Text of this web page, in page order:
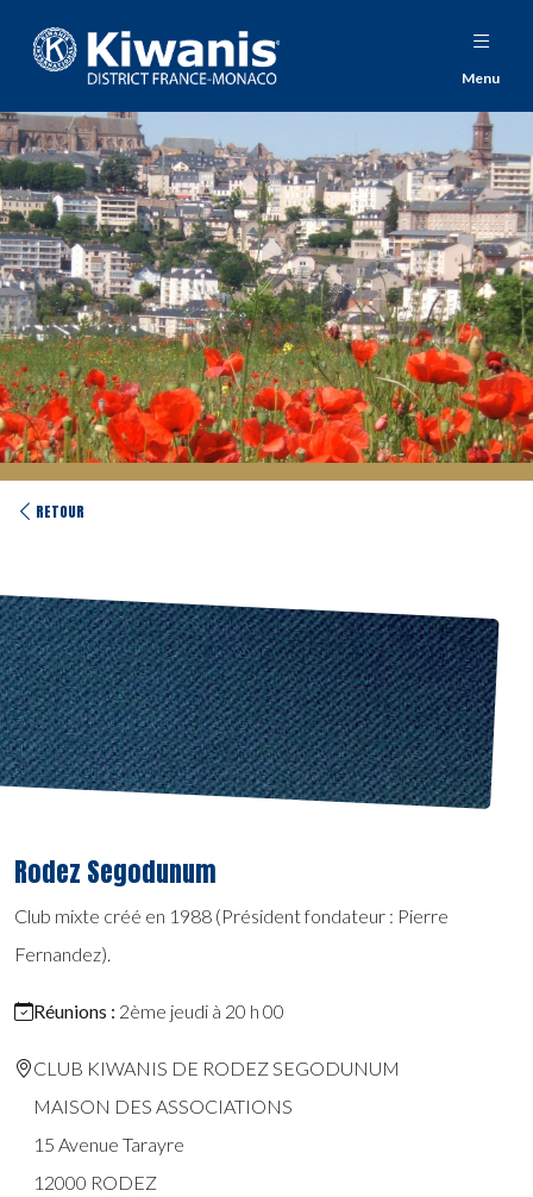
Menu
RETOUR
Rodez Segodunum
Club mixte créé en 1988 (Président fondateur : Pierre
Fernandez).
Réunions : 2ème jeudi à 20 h 00
CLUB KIWANIS DE RODEZ SEGODUNUM
MAISON DES ASSOCIATIONS
15 Avenue Tarayre
12000 RODEZ